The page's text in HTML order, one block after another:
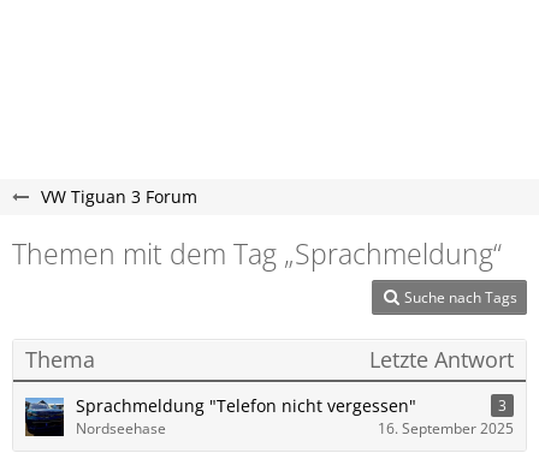
VW Tiguan 3 Forum
Themen mit dem Tag „Sprachmeldung“
Suche nach Tags
Thema Letzte Antwort
Sprachmeldung "Telefon nicht vergessen"
3
Nordseehase
16. September 2025